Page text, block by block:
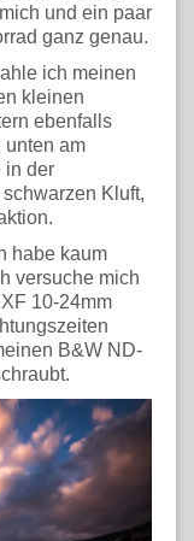
und ein paar
ganz genau.
ich meinen
kleinen
ebenfalls
unten am
in der
Kluft,
habe kaum
versuche mich
10-24mm
B&W ND-